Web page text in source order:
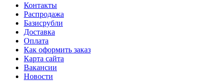
Контакты
Распродажа
Базисрубли
Доставка
Оплата
Как оформить заказ
Карта сайта
Вакансии
Новости